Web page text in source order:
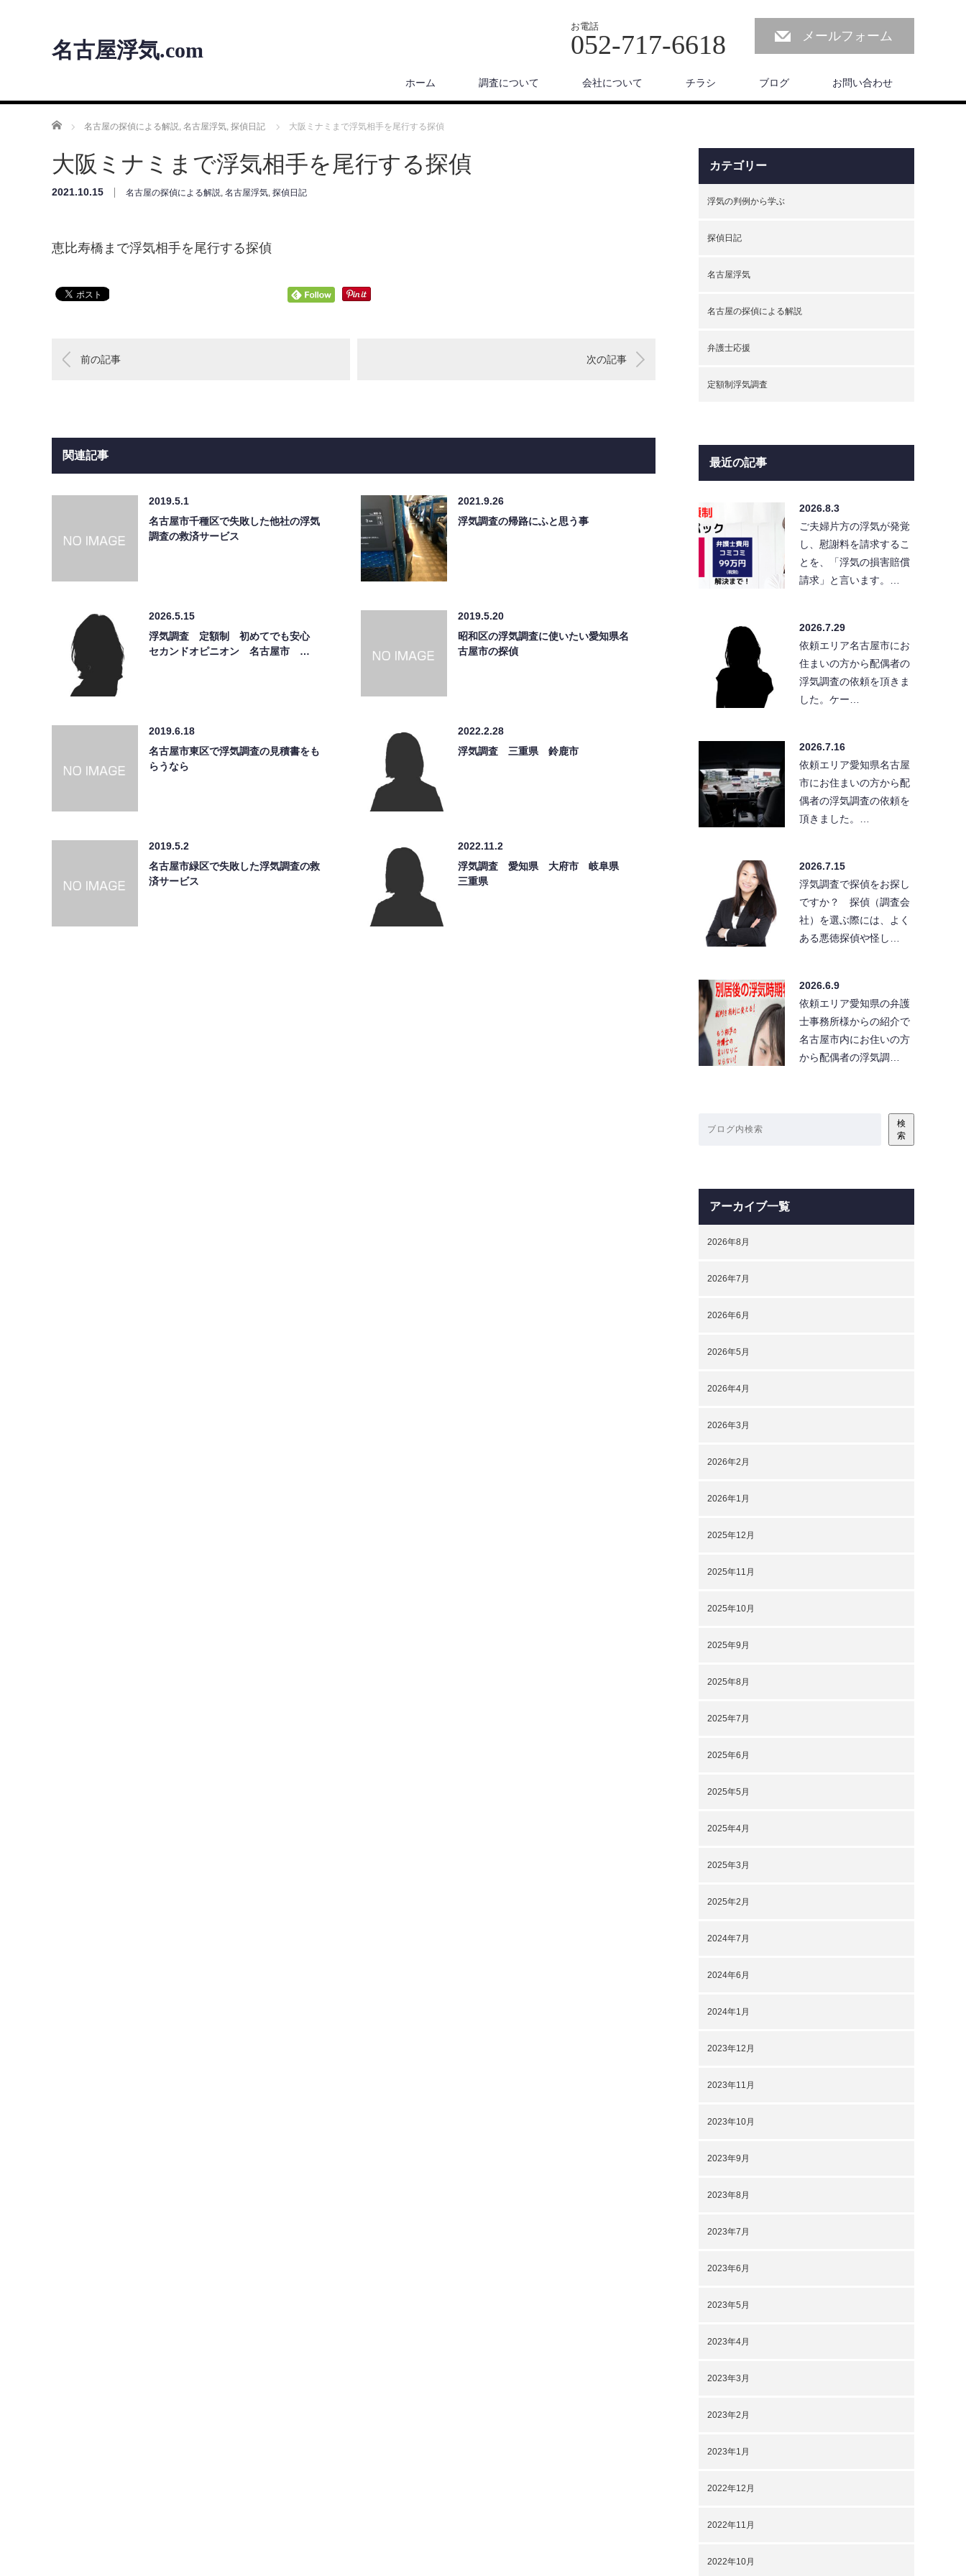
名古屋浮気.com
お電話
052-717-6618 メールフォーム
ホーム 調査について 会社について チラシ ブログ お問い合わせ
ホーム 名古屋の探偵による解説, 名古屋浮気, 探偵日記 大阪ミナミまで浮気相手を尾行する探偵
大阪ミナミまで浮気相手を尾行する探偵
2021.10.15 名古屋の探偵による解説, 名古屋浮気, 探偵日記
恵比寿橋まで浮気相手を尾行する探偵
前の記事 次の記事
関連記事
2019.5.1
名古屋市千種区で失敗した他社の浮気
調査の救済サービス
2021.9.26
浮気調査の帰路にふと思う事
2026.5.15
浮気調査 定額制 初めてでも安心
セカンドオピニオン 名古屋市 …
2019.5.20
昭和区の浮気調査に使いたい愛知県名
古屋市の探偵
2019.6.18
名古屋市東区で浮気調査の見積書をも
らうなら
2022.2.28
浮気調査 三重県 鈴鹿市
2019.5.2
名古屋市緑区で失敗した浮気調査の救
済サービス
2022.11.2
浮気調査 愛知県 大府市 岐阜県
三重県
カテゴリー
浮気の判例から学ぶ
探偵日記
名古屋浮気
名古屋の探偵による解説
弁護士応援
定額制浮気調査
最近の記事
2026.8.3
ご夫婦片方の浮気が発覚
し、慰謝料を請求するこ
とを、「浮気の損害賠償
請求」と言います。…
2026.7.29
依頼エリア名古屋市にお
住まいの方から配偶者の
浮気調査の依頼を頂きま
した。ケー…
2026.7.16
依頼エリア愛知県名古屋
市にお住まいの方から配
偶者の浮気調査の依頼を
頂きました。…
2026.7.15
浮気調査で探偵をお探し
ですか？ 探偵（調査会
社）を選ぶ際には、よく
ある悪徳探偵や怪し…
2026.6.9
依頼エリア愛知県の弁護
士事務所様からの紹介で
名古屋市内にお住いの方
から配偶者の浮気調…
検
索
アーカイブ一覧
2026年8月
2026年7月
2026年6月
2026年5月
2026年4月
2026年3月
2026年2月
2026年1月
2025年12月
2025年11月
2025年10月
2025年9月
2025年8月
2025年7月
2025年6月
2025年5月
2025年4月
2025年3月
2025年2月
2024年7月
2024年6月
2024年1月
2023年12月
2023年11月
2023年10月
2023年9月
2023年8月
2023年7月
2023年6月
2023年5月
2023年4月
2023年3月
2023年2月
2023年1月
2022年12月
2022年11月
2022年10月